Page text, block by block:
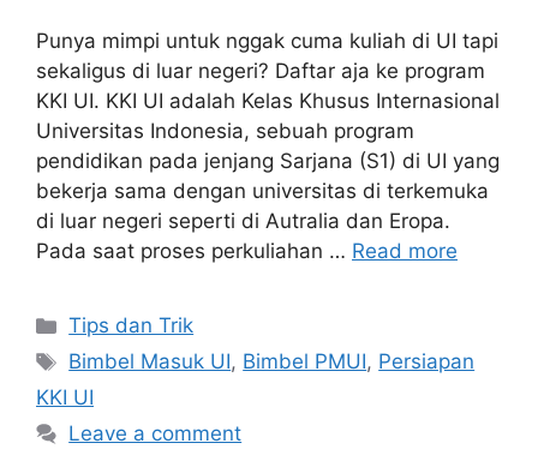
Punya mimpi untuk nggak cuma kuliah di UI tapi
sekaligus di luar negeri? Daftar aja ke program
KKI UI. KKI UI adalah Kelas Khusus Internasional
Universitas Indonesia, sebuah program
pendidikan pada jenjang Sarjana (S1) di UI yang
bekerja sama dengan universitas di terkemuka
di luar negeri seperti di Autralia dan Eropa.
Pada saat proses perkuliahan … Read more
Tips dan Trik
Bimbel Masuk UI, Bimbel PMUI, Persiapan
KKI UI
Leave a comment